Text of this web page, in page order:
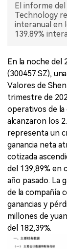
El informe
Technology
interanual en
139.89%
En la noche del
(300457.SZ),
Valores de
trimestre de
operativos de
alcanzaron los
representa un
ganancia neta
cotizada
del 139,89% en
año pasado. La
de la compañía
ganancias y
millones de
del 182,39%.